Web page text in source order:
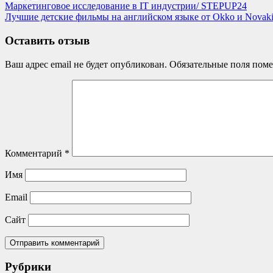
Навигация
по
записям
Previous
Post:
Маркетинговое исследование в IT индустрии/ STEPUP24
Next
Лучшие детские фильмы на английском языке от Okko и
Оставить отзыв
Ваш адрес email не будет опубликован. Обязательные поля
Комментарий *
Имя
Email
Сайт
Рубрики